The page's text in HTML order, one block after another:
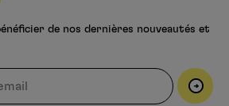
de nos dernières nouveautés et